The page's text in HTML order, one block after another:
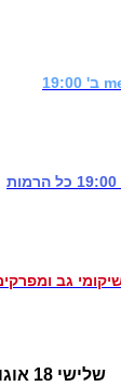
שלישי 18 אוגוסט